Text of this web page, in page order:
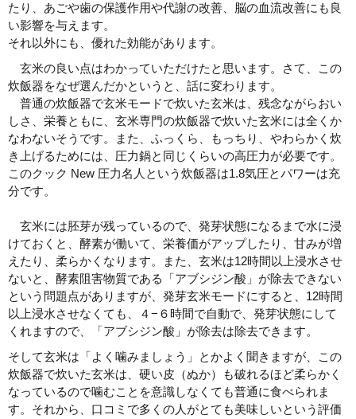
たり、あごや歯の保護作用や代謝の改善、脳の血流改善にも良
い影響を与えます。
それ以外にも、優れた効能があります。
玄米の良い点はわかっていただけたと思います。さて、この
炊飯器をなぜ選んだかというと、話に変わります。
普通の炊飯器で玄米モードで炊いた玄米は、残念ながらおい
しさ、栄養ともに、玄米専門の炊飯器で炊いた玄米には全くか
なわないそうです。また、ふっくら、もっちり、やわらかく炊
き上げるためには、圧力鍋と同じくらいの高圧力が必要です。
このクック New 圧力名人という炊飯器は1.8気圧とパワーは充
分です。
玄米には胚芽が残っているので、発芽状態になるまで水に浸
けておくと、酵素が働いて、栄養価がアップしたり、甘みが増
えたり、柔らかくなります。また、玄米は12時間以上浸水させ
ないと、酵素阻害物質である「アブシジン酸」が除去できない
という問題点がありますが、発芽玄米モードにすると、12時間
以上浸水させなくても、４−６時間で自動で、発芽状態にして
くれますので、「アブシジン酸」が除去は除去できます。
そして玄米は「よく噛みましょう」とかよく聞きますが、この
炊飯器で炊いた玄米は、硬い皮（ぬか）も破れるほど柔らかく
なっているので噛むことを意識しなくても普通に食べられま
す。それから、口コミで多くの人がとても美味しいという評価